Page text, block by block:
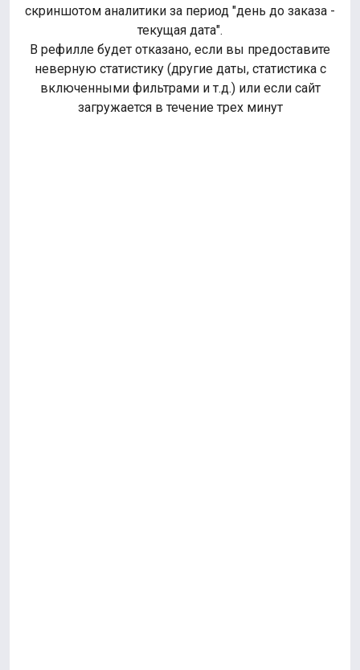
скриншотом аналитики за период "день до заказа -
текущая дата".
В рефилле будет отказано, если вы предоставите
неверную статистику (другие даты, статистика с
включенными фильтрами и т.д.) или если сайт
загружается в течение трех минут